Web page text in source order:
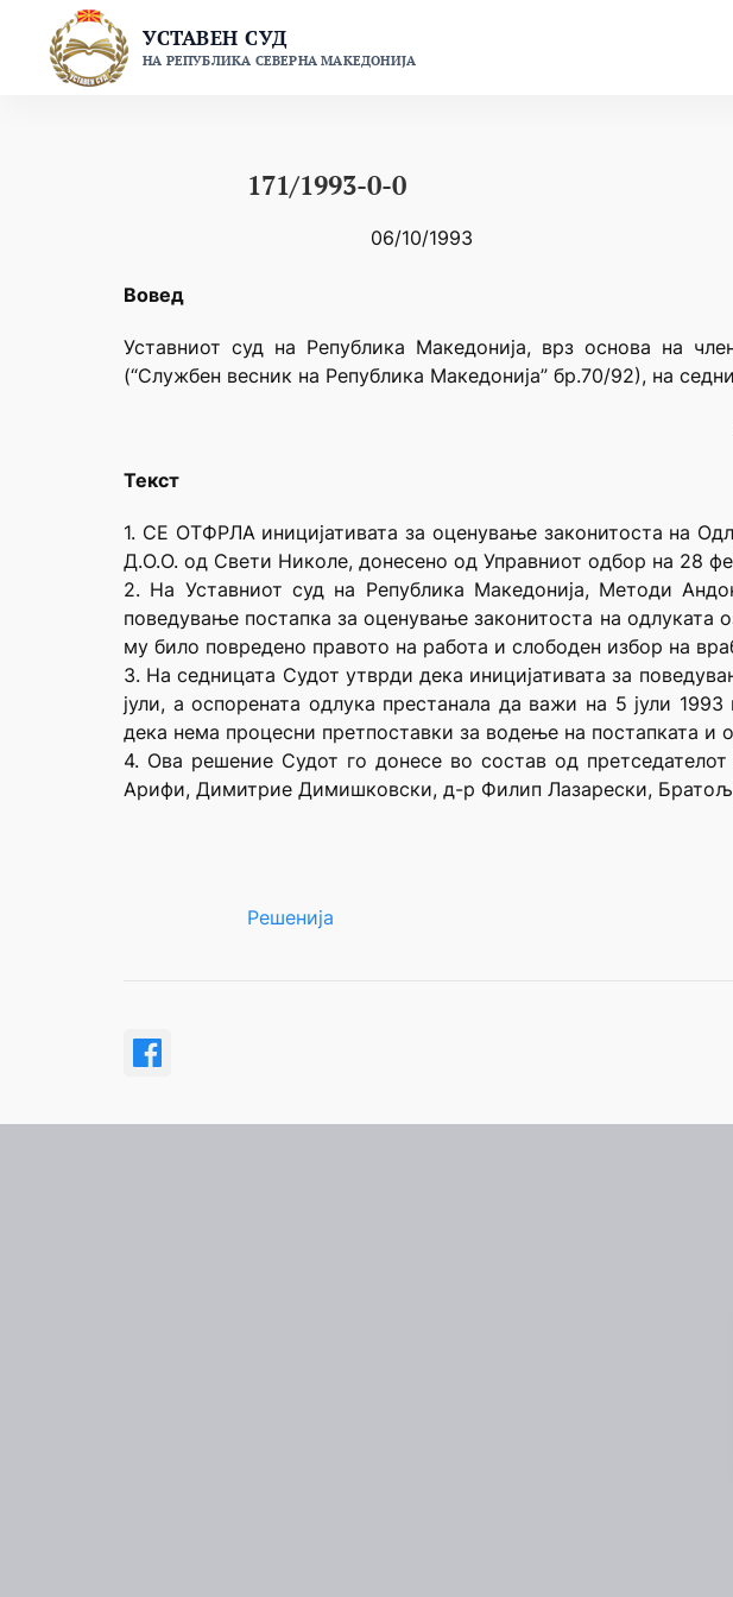
content
УСТАВЕН СУД
НА РЕПУБЛИКА СЕВЕРНА МАКЕДОНИЈА
171/1993-0-0
06/10/1993
Вовед
Уставниот суд на Република Македонија, врз основа на
(“Службен весник на Република Македонија” бр.70/92), на
Текст
1. СЕ ОТФРЛА иницијативата за оценување законитоста на
Д.О.О. од Свети Николе, донесено од Управниот одбор на 28
2. На Уставниот суд на Република Македонија, Методи
поведување постапка за оценување законитоста на
му било повредено правото на работа и слободен избор на
3. На седницата Судот утврди дека иницијативата за
јули, а оспорената одлука престанала да важи на 5 јули
дека нема процесни претпоставки за водење на постапката и
4. Ова решение Судот го донесе во состав од
Арифи, Димитрие Димишковски, д-р Филип Лазарески,
Решенија